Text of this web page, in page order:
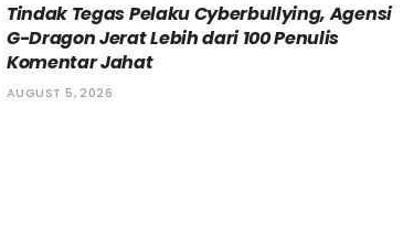
Tindak Tegas Pelaku Cyberbullying, Agensi
G-Dragon Jerat Lebih dari 100 Penulis
Komentar Jahat
AUGUST 5, 2026